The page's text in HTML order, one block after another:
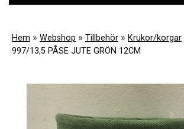
Hem » Webshop » Tillbehör » Krukor/korgar
997/13,5 PÅSE JUTE GRÖN 12CM